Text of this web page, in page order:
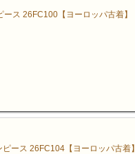
ス 26FC100【ヨーロッパ古着】
ース 26FC104【ヨーロッパ古着】